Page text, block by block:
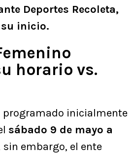
Deportes Recoleta,
inicio.
horario vs.
programado inicialmente
sábado 9 de mayo a
sin embargo, el ente